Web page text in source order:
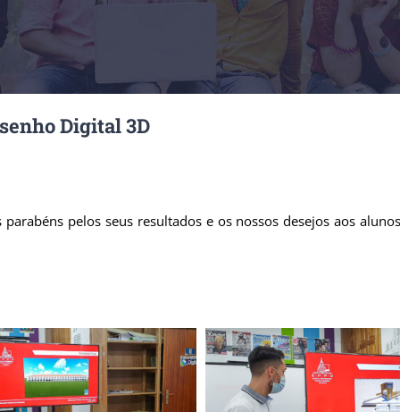
Digital 3D
pelos seus resultados e os nossos desejos aos